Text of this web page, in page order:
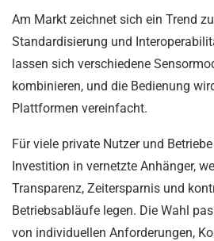
Am Markt zeichnet sich ein Trend
Standardisierung und
lassen sich verschiedene
kombinieren, und die Bedienung
Plattformen vereinfacht.
Für viele private Nutzer und
Investition in vernetzte Anhänger,
Transparenz, Zeitersparnis und
Betriebsabläufe legen. Die Wahl
von individuellen Anforderungen,